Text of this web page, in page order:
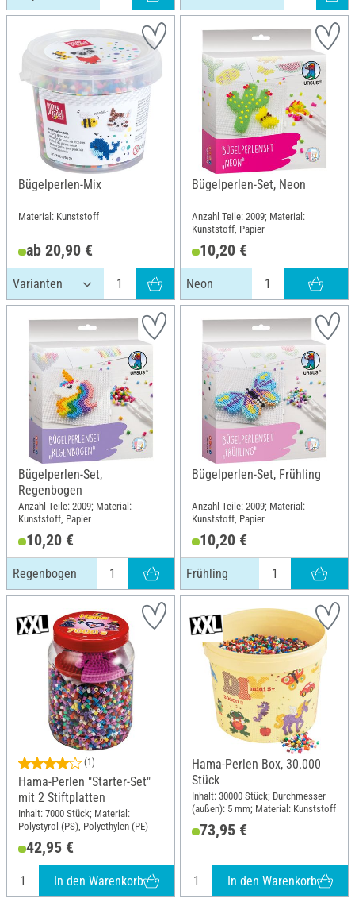
Bügelperlen-Mix
Material: Kunststoff
ab 20,90 €
Bügelperlen-Set, Neon
Anzahl Teile: 2009; Material:
Kunststoff, Papier
10,20 €
Neon
Bügelperlen-Set,
Regenbogen
Anzahl Teile: 2009; Material:
Kunststoff, Papier
10,20 €
Regenbogen
Bügelperlen-Set, Frühling
Anzahl Teile: 2009; Material:
Kunststoff, Papier
10,20 €
Frühling
(1)
Hama-Perlen "Starter-Set"
mit 2 Stiftplatten
Inhalt: 7000 Stück; Material:
Polystyrol (PS), Polyethylen (PE)
42,95 €
In den Warenkorb
Hama-Perlen Box, 30.000
Stück
Inhalt: 30000 Stück; Durchmesser
(außen): 5 mm; Material: Kunststoff
73,95 €
In den Warenkorb